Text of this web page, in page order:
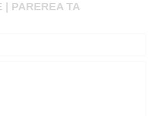
| PAREREA TA